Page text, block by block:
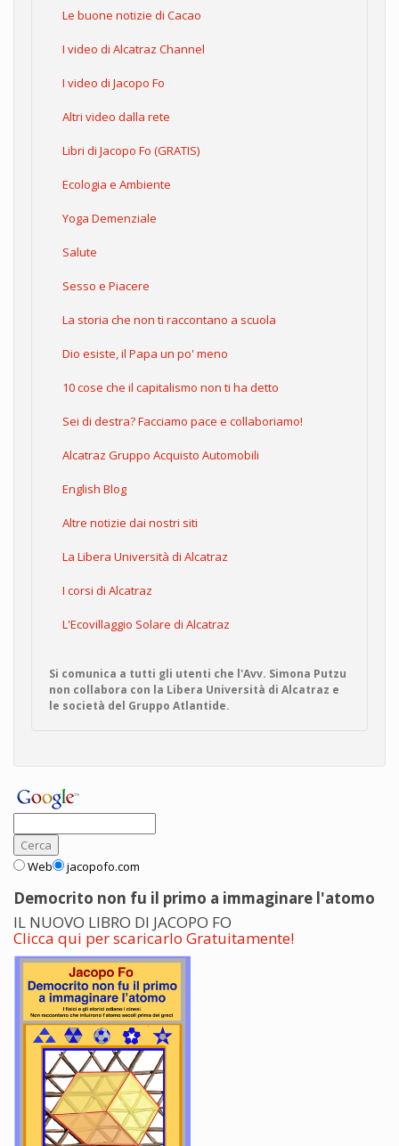
Le buone notizie di Cacao
I video di Alcatraz Channel
I video di Jacopo Fo
Altri video dalla rete
Libri di Jacopo Fo (GRATIS)
Ecologia e Ambiente
Yoga Demenziale
Salute
Sesso e Piacere
La storia che non ti raccontano a scuola
Dio esiste, il Papa un po' meno
10 cose che il capitalismo non ti ha detto
Sei di destra? Facciamo pace e collaboriamo!
Alcatraz Gruppo Acquisto Automobili
English Blog
Altre notizie dai nostri siti
La Libera Università di Alcatraz
I corsi di Alcatraz
L'Ecovillaggio Solare di Alcatraz
Si comunica a tutti gli utenti che l'Avv. Simona Putzu
non collabora con la Libera Università di Alcatraz e
le società del Gruppo Atlantide.
Web jacopofo.com
Democrito non fu il primo a immaginare l'atomo
IL NUOVO LIBRO DI JACOPO FO
Clicca qui per scaricarlo Gratuitamente!